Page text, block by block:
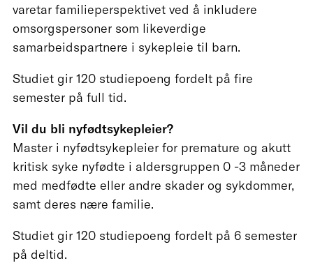
varetar familieperspektivet ved å inkludere
omsorgspersoner som likeverdige
samarbeidspartnere i sykepleie til barn.
Studiet gir 120 studiepoeng fordelt på fire
semester på full tid.
Vil du bli nyfødtsykepleier?
Master i nyfødtsykepleier for premature og akutt
kritisk syke nyfødte i aldersgruppen 0 -3 måneder
med medfødte eller andre skader og sykdommer,
samt deres nære familie.
Studiet gir 120 studiepoeng fordelt på 6 semester
på deltid.